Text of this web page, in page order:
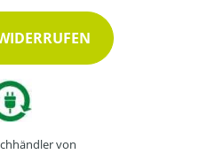
von